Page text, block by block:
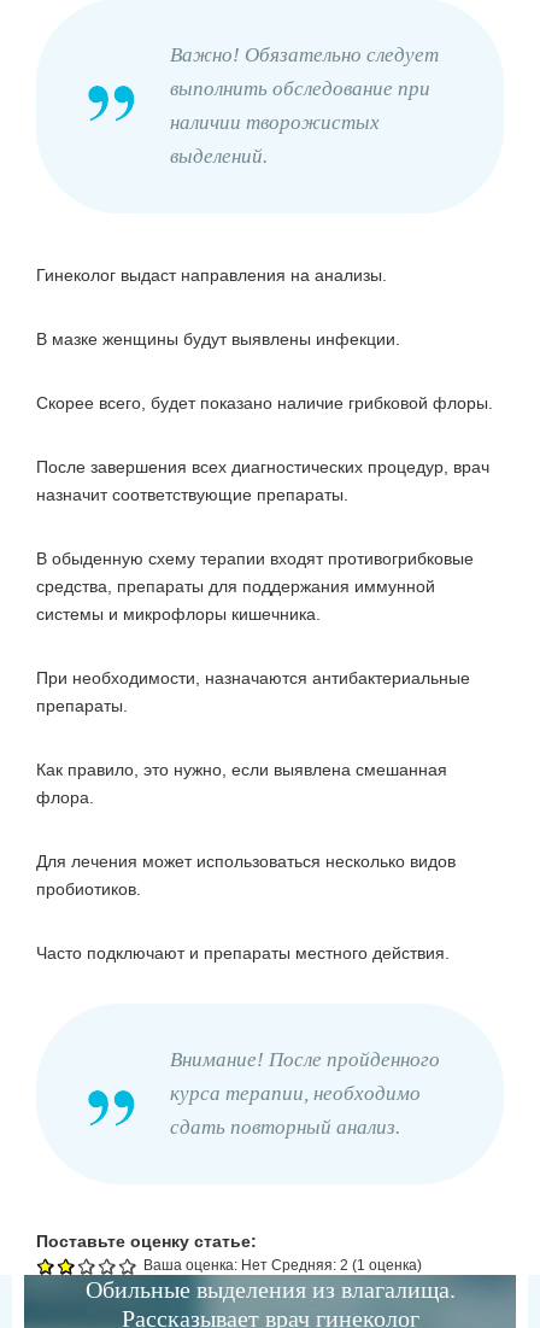
Важно! Обязательно следует
выполнить обследование при
наличии творожистых
выделений.
Гинеколог выдаст направления на анализы.
В мазке женщины будут выявлены инфекции.
Скорее всего, будет показано наличие грибковой флоры.
После завершения всех диагностических процедур, врач
назначит соответствующие препараты.
В обыденную схему терапии входят противогрибковые
средства, препараты для поддержания иммунной
системы и микрофлоры кишечника.
При необходимости, назначаются антибактериальные
препараты.
Как правило, это нужно, если выявлена смешанная
флора.
Для лечения может использоваться несколько видов
пробиотиков.
Часто подключают и препараты местного действия.
Внимание! После пройденного
курса терапии, необходимо
сдать повторный анализ.
Поставьте оценку статье:
Ваша оценка: Нет Средняя: 2 (1 оценка)
Обильные выделения из влагалища.
Рассказывает врач гинеколог